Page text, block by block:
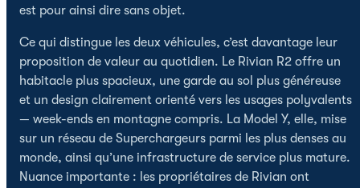
est pour ainsi dire sans objet.
Ce qui distingue les deux véhicules, c’est davantage leur
proposition de valeur au quotidien. Le Rivian R2 offre un
habitacle plus spacieux, une garde au sol plus généreuse
et un design clairement orienté vers les usages polyvalents
— week-ends en montagne compris. La Model Y, elle, mise
sur un réseau de Superchargeurs parmi les plus denses au
monde, ainsi qu’une infrastructure de service plus mature.
Nuance importante : les propriétaires de Rivian ont